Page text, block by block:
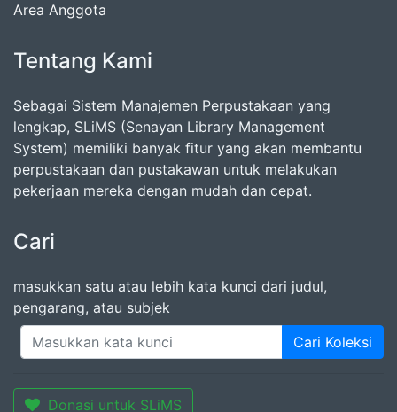
Area Anggota
Tentang Kami
Sebagai Sistem Manajemen Perpustakaan yang
lengkap, SLiMS (Senayan Library Management
System) memiliki banyak fitur yang akan membantu
perpustakaan dan pustakawan untuk melakukan
pekerjaan mereka dengan mudah dan cepat.
Cari
masukkan satu atau lebih kata kunci dari judul,
pengarang, atau subjek
Cari Koleksi
Donasi untuk SLiMS